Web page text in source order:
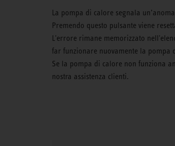
La pompa di calore segnala
Premendo questo pulsante viene
L'errore rimane memorizzato
far funzionare nuovamente la pompa
Se la pompa di calore non funziona
nostra assistenza clienti.